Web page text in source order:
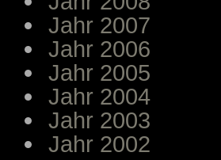
Jahr 2007
Jahr 2006
Jahr 2005
Jahr 2004
Jahr 2003
Jahr 2002